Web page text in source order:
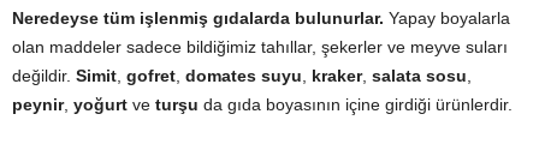
Neredeyse tüm işlenmiş gıdalarda bulunurlar. Yapay boyalarla
olan maddeler sadece bildiğimiz tahıllar, şekerler ve meyve suları
değildir. Simit gofret domates suyu kraker, salata sosu
peynir, yoğurt ve turşu da gıda boyasının içine girdiği ürünlerdir.